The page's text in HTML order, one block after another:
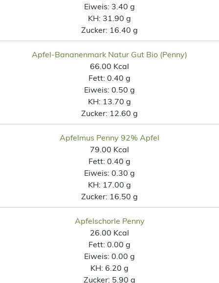
Eiweis: 3.40 g
KH: 31.90 g
Zucker: 16.40 g
Apfel-Bananenmark Natur Gut Bio (Penny)
66.00 Kcal
Fett: 0.40 g
Eiweis: 0.50 g
KH: 13.70 g
Zucker: 12.60 g
Apfelmus Penny 92% Apfel
79.00 Kcal
Fett: 0.40 g
Eiweis: 0.30 g
KH: 17.00 g
Zucker: 16.50 g
Apfelschorle Penny
26.00 Kcal
Fett: 0.00 g
Eiweis: 0.00 g
KH: 6.20 g
Zucker: 5.90 g